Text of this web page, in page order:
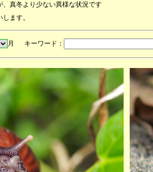
真冬より少ない異様な状況です
ます。
月 キーワード：